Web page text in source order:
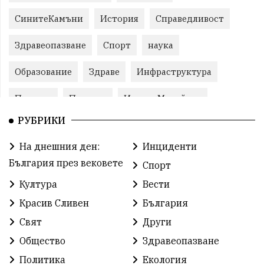
СинитеКамъни История Справедливост
Здравеопазване Спорт наука
Образование Здраве Инфраструктура
Пеевски Протест ИвелинМихайлов
Свобода
Празник ГражданскоОбщество
РадостинВасилев ЛекаАтлетика
ХристоИлиев БългарскоЗемеделие
БългарскиСпорт
ОбщественИнтерес земеделие
РУБРИКИ
На днешния ден:
България през вековете
Инциденти
Спорт
Култура
Вести
Красив Сливен
България
Свят
Други
Общество
Здравеопазване
Политика
Екология